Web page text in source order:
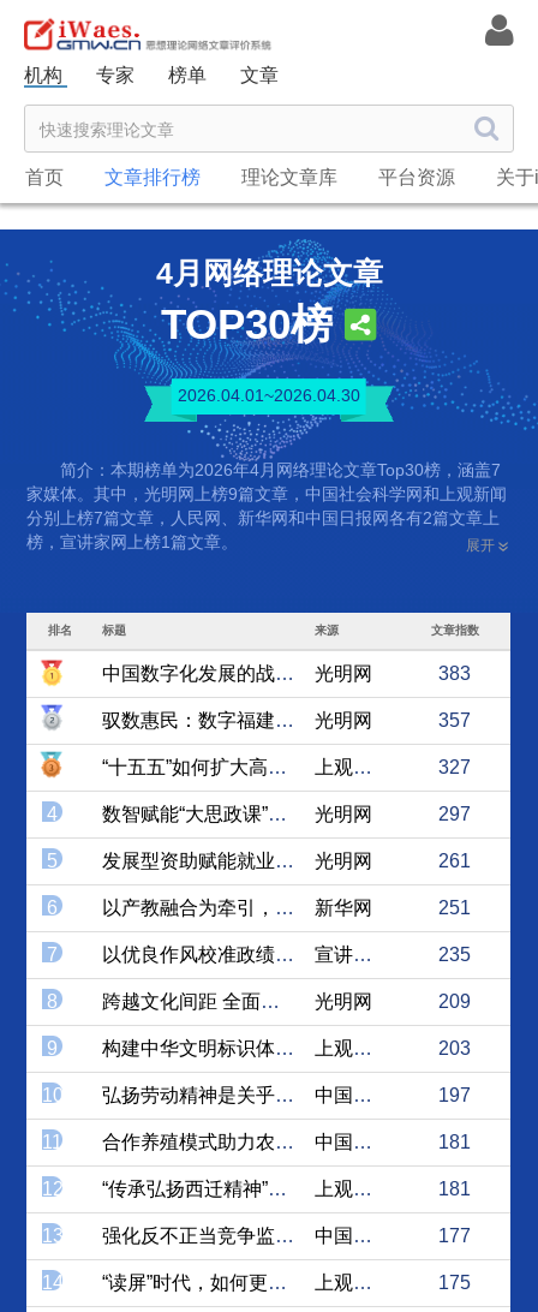
机构 专家 榜单 文章
首页 文章排行榜 理论文章库 平台资源 关
4月网络理论文章
TOP30榜
2026.04.01~2026.04.30
简介：本期榜单为2026年4月网络理论文章Top30榜，涵盖7
家媒体。其中，光明网上榜9篇文章，中国社会科学网和上观新闻
分别上榜7篇文章，人民网、新华网和中国日报网各有2篇文章上
榜，宣讲家网上榜1篇文章。
展开
排名 标题 来源 文章指数
中国数字化发展的战略跃升与... 光明网 383
驭数惠民：数字福建的民生实... 光明网 357
“十五五”如何扩大高水平对... 上观新闻 327
4 数智赋能“大思政课”，服务... 光明网 297
5 发展型资助赋能就业的实践路径 光明网 261
6 以产教融合为牵引，推动职业... 新华网 251
7 以优良作风校准政绩坐标 宣讲家网 235
8 跨越文化间距 全面提升国际... 光明网 209
9 构建中华文明标识体系：涵盖... 上观新闻 203
10 弘扬劳动精神是关乎长远的重... 中国社会科学网 197
11 合作养殖模式助力农户走出产... 中国社会科学网 181
12 “传承弘扬西迁精神”，凸显... 上观新闻 181
13 强化反不正当竞争监管 推动... 中国日报网 177
14 “读屏”时代，如何更好打造... 上观新闻 175